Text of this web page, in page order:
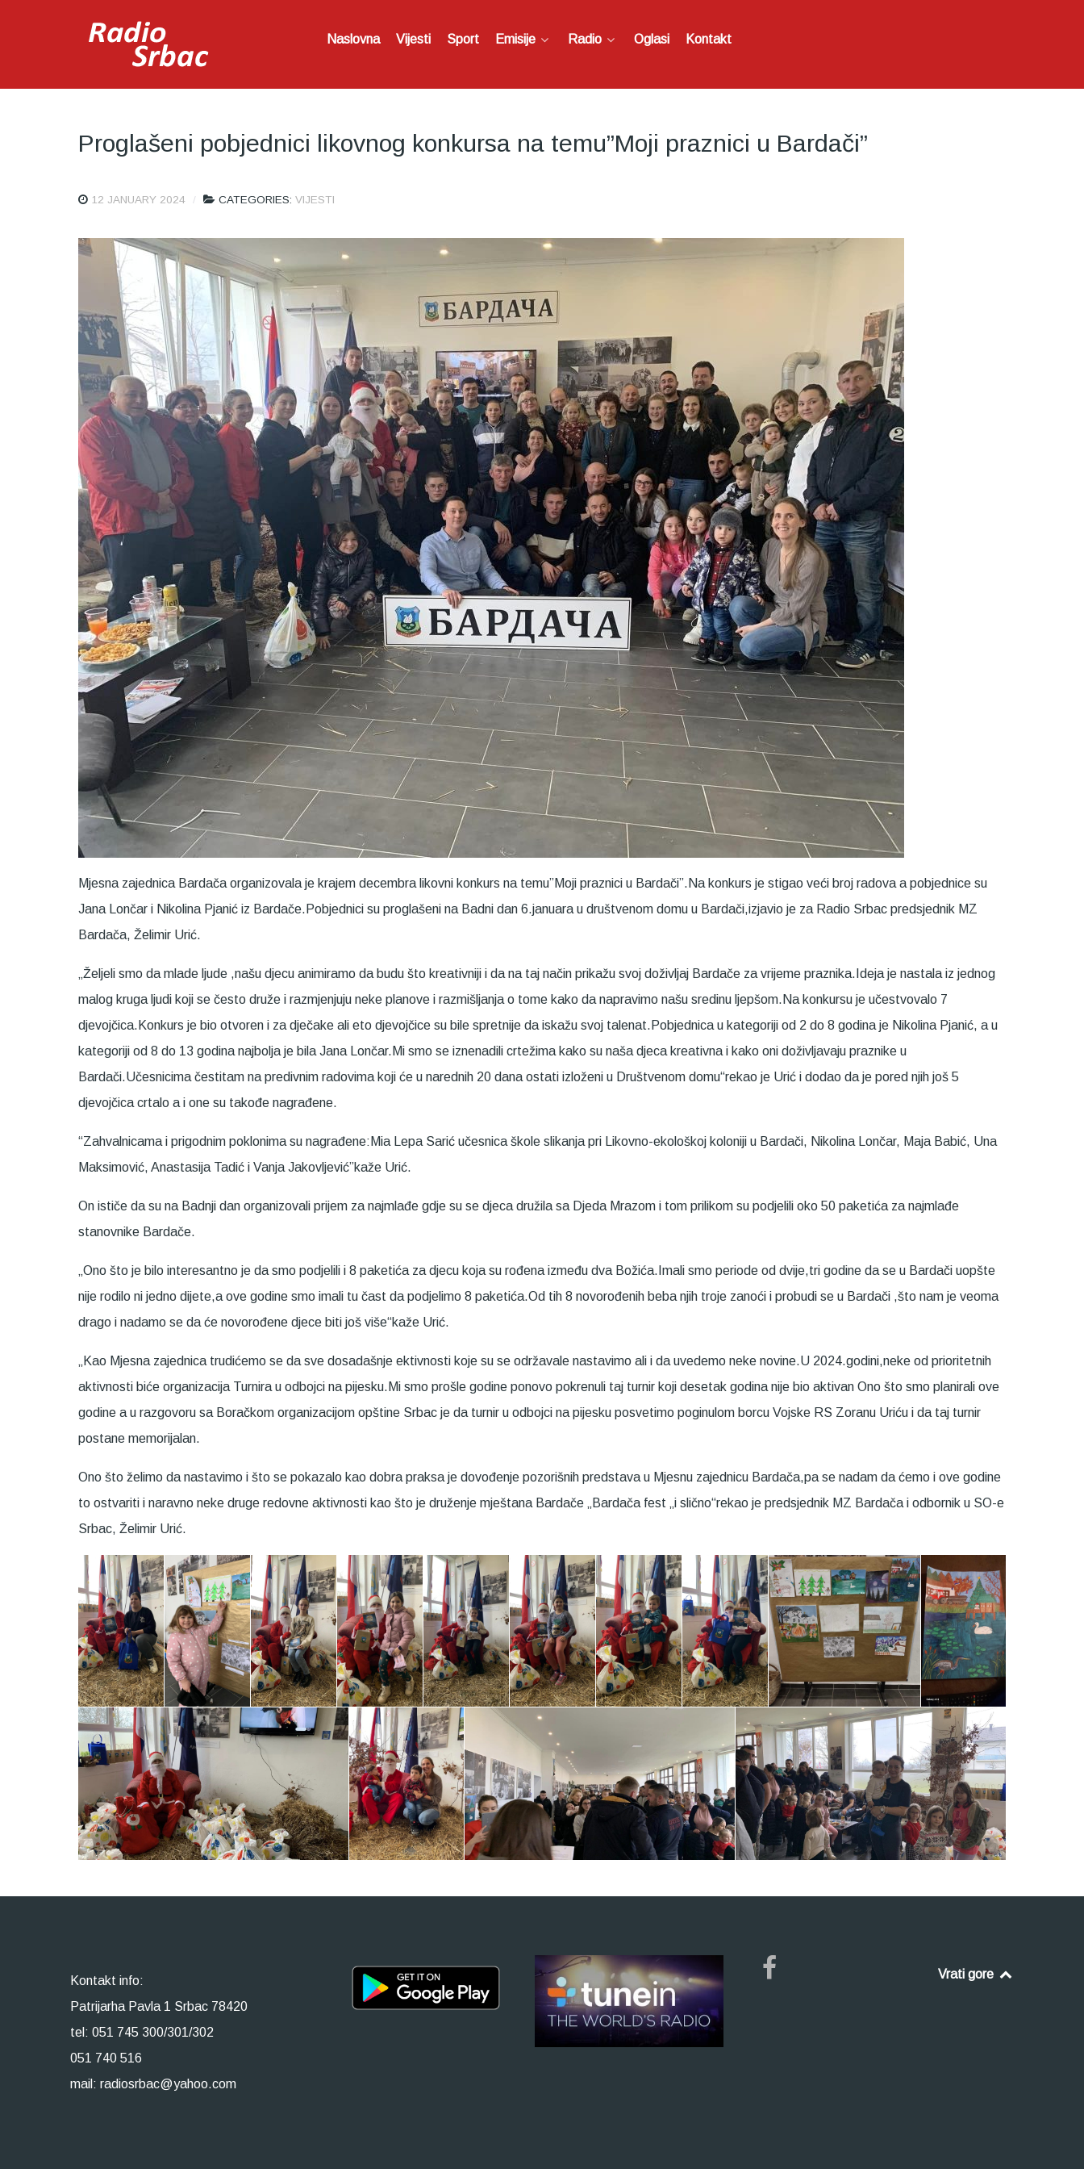
Naslovna Vijesti Sport Emisije Radio Oglasi Kontakt
Proglašeni pobjednici likovnog konkursa na temu”Moji praznici u Bardači”
12 JANUARY 2024 CATEGORIES: VIJESTI
Mjesna zajednica Bardača organizovala je krajem decembra likovni konkurs na temu”Moji praznici u Bardači”.Na konkurs je stigao veći broj radova a pobjednice su
Jana Lončar i Nikolina Pjanić iz Bardače.Pobjednici su proglašeni na Badni dan 6.januara u društvenom domu u Bardači,izjavio je za Radio Srbac predsjednik MZ
Bardača, Želimir Urić.
„Željeli smo da mlade ljude ,našu djecu animiramo da budu što kreativniji i da na taj način prikažu svoj doživljaj Bardače za vrijeme praznika.Ideja je nastala iz jednog
malog kruga ljudi koji se često druže i razmjenjuju neke planove i razmišljanja o tome kako da napravimo našu sredinu ljepšom.Na konkursu je učestvovalo 7
djevojčica.Konkurs je bio otvoren i za dječake ali eto djevojčice su bile spretnije da iskažu svoj talenat.Pobjednica u kategoriji od 2 do 8 godina je Nikolina Pjanić, a u
kategoriji od 8 do 13 godina najbolja je bila Jana Lončar.Mi smo se iznenadili crtežima kako su naša djeca kreativna i kako oni doživljavaju praznike u
Bardači.Učesnicima čestitam na predivnim radovima koji će u narednih 20 dana ostati izloženi u Društvenom domu“rekao je Urić i dodao da je pored njih još 5
djevojčica crtalo a i one su takođe nagrađene.
“Zahvalnicama i prigodnim poklonima su nagrađene:Mia Lepa Sarić učesnica škole slikanja pri Likovno-ekološkoj koloniji u Bardači, Nikolina Lončar, Maja Babić, Una
Maksimović, Anastasija Tadić i Vanja Jakovljević”kaže Urić.
On ističe da su na Badnji dan organizovali prijem za najmlađe gdje su se djeca družila sa Djeda Mrazom i tom prilikom su podjelili oko 50 paketića za najmlađe
stanovnike Bardače.
„Ono što je bilo interesantno je da smo podjelili i 8 paketića za djecu koja su rođena između dva Božića.Imali smo periode od dvije,tri godine da se u Bardači uopšte
nije rodilo ni jedno dijete,a ove godine smo imali tu čast da podjelimo 8 paketića.Od tih 8 novorođenih beba njih troje zanoći i probudi se u Bardači ,što nam je veoma
drago i nadamo se da će novorođene djece biti još više“kaže Urić.
„Kao Mjesna zajednica trudićemo se da sve dosadašnje ektivnosti koje su se održavale nastavimo ali i da uvedemo neke novine.U 2024.godini,neke od prioritetnih
aktivnosti biće organizacija Turnira u odbojci na pijesku.Mi smo prošle godine ponovo pokrenuli taj turnir koji desetak godina nije bio aktivan Ono što smo planirali ove
godine a u razgovoru sa Boračkom organizacijom opštine Srbac je da turnir u odbojci na pijesku posvetimo poginulom borcu Vojske RS Zoranu Uriću i da taj turnir
postane memorijalan.
Ono što želimo da nastavimo i što se pokazalo kao dobra praksa je dovođenje pozorišnih predstava u Mjesnu zajednicu Bardača,pa se nadam da ćemo i ove godine
to ostvariti i naravno neke druge redovne aktivnosti kao što je druženje mještana Bardače „Bardača fest „i slično“rekao je predsjednik MZ Bardača i odbornik u SO-e
Srbac, Želimir Urić.
Kontakt info:
Patrijarha Pavla 1 Srbac 78420
tel: 051 745 300/301/302
051 740 516
mail: radiosrbac@yahoo.com
Vrati gore